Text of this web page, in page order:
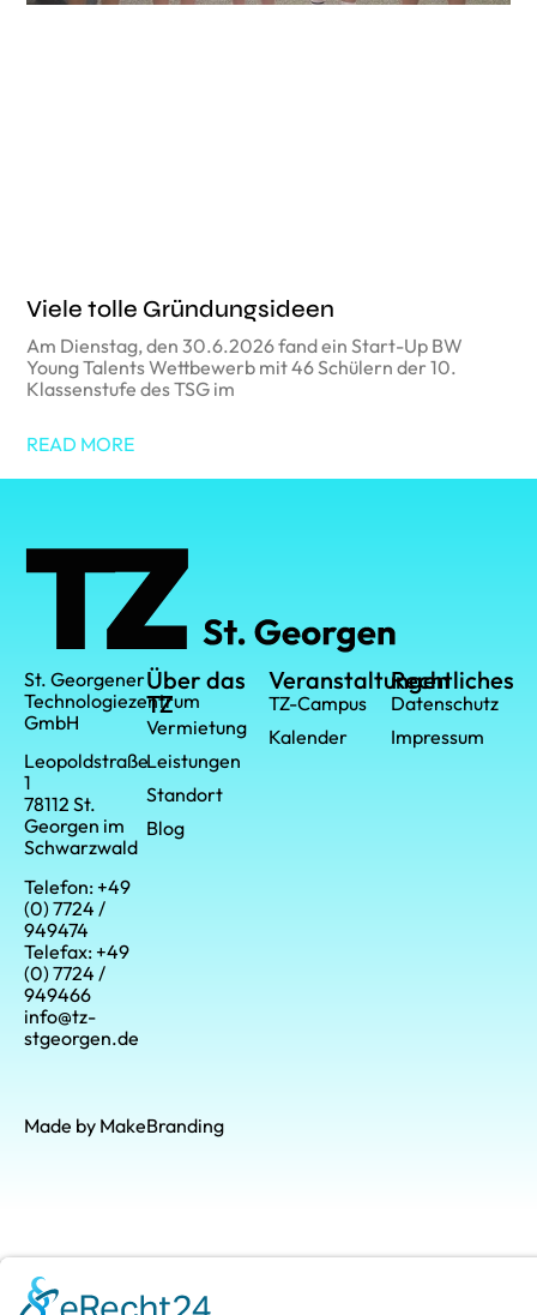
Viele tolle Gründungsideen
Am Dienstag, den 30.6.2026 fand ein Start-Up BW
Young Talents Wettbewerb mit 46 Schülern der 10.
Klassenstufe des TSG im
READ MORE
St. Georgener
Technologiezentrum
GmbH
Leopoldstraße
1
78112 St.
Georgen im
Schwarzwald
Telefon: +49
(0) 7724 /
949474
Telefax: +49
(0) 7724 /
949466
info@tz-
stgeorgen.de
Über das
TZ
Vermietung
Leistungen
Standort
Blog
Veranstaltungen
TZ-Campus
Kalender
Rechtliches
Datenschutz
Impressum
Made by MakeBranding